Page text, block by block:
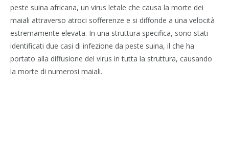
peste suina africana, un virus letale che causa la morte dei
maiali attraverso atroci sofferenze e si diffonde a una velocità
estremamente elevata. In una struttura specifica, sono stati
identificati due casi di infezione da peste suina, il che ha
portato alla diffusione del virus in tutta la struttura, causando
la morte di numerosi maiali.